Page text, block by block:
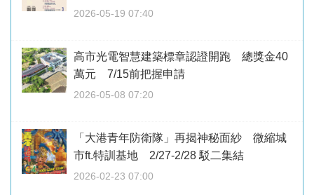
2026-05-19 07:40
高市光電智慧建築標章認證開跑 總獎金40
萬元 7/15前把握申請
2026-05-08 07:20
「大港青年防衛隊」再揭神秘面紗 微縮城
市ft.特訓基地 2/27-2/28 駁二集結
2026-02-23 07:00